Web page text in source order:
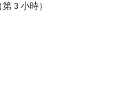
第 3 小時）